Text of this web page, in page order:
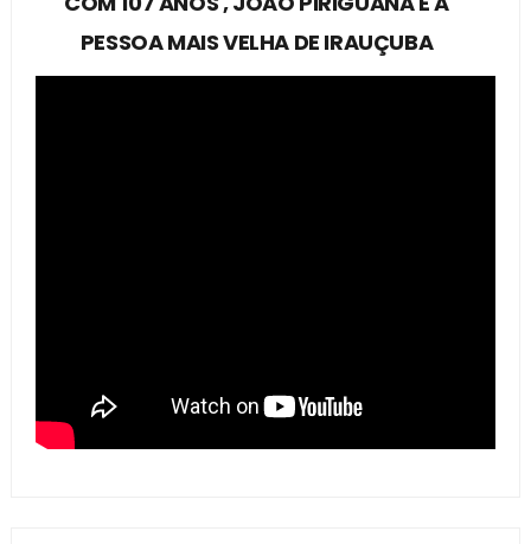
PESSOA MAIS VELHA DE IRAUÇUBA